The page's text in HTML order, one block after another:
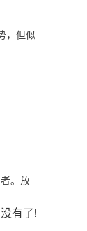
，但似
。放
有了!